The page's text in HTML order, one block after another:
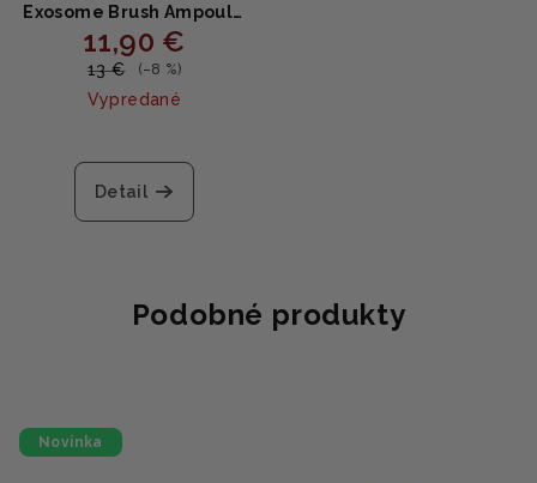
Exosome Brush Ampoule
MINI - Ampoula pre
hustejšie a silnejšie vlasy
11,90 €
13 € (–8 %)
Vypredané
Detail
Podobné produkty
Novinka